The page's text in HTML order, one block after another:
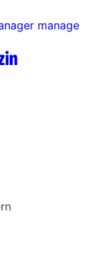
manage